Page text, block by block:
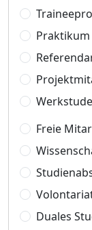
Praktikum
Freie
Duales